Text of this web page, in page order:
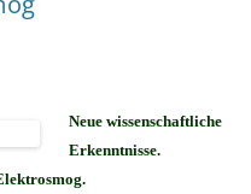
Neue wissenschaftliche
Erkenntnisse.